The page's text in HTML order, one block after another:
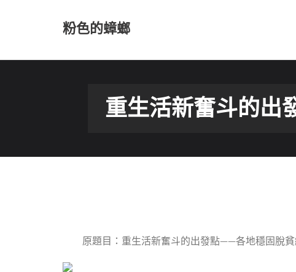
粉色的蟑螂
重生活新奮斗的
原題目：重生活新奮斗的出發點——各地穩固脫貧